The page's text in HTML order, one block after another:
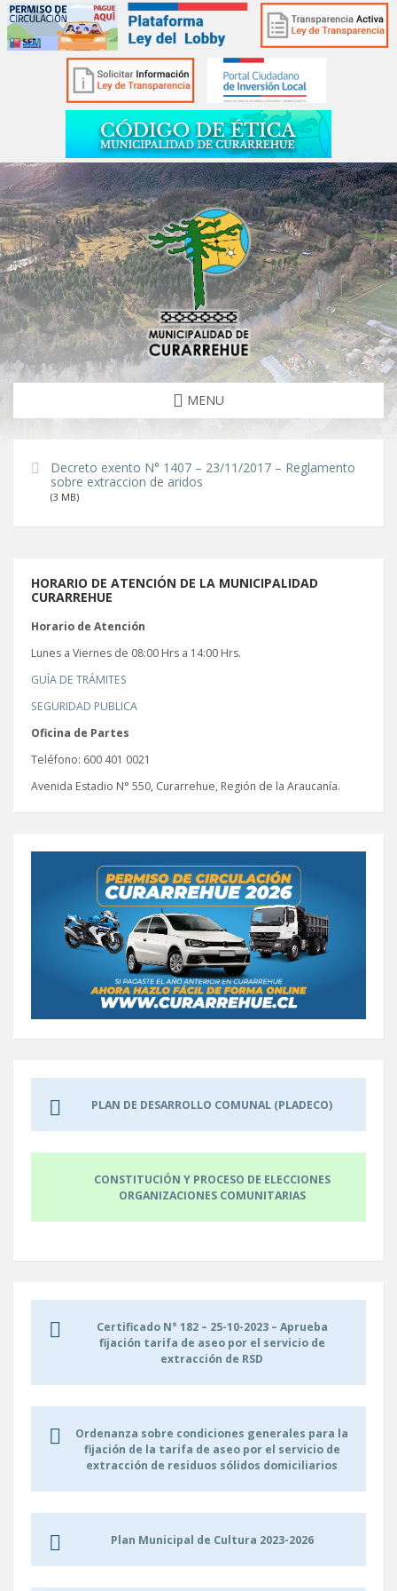
MENU
Decreto exento N° 1407 – 23/11/2017 – Reglamento
sobre extraccion de aridos
(3 MB)
HORARIO DE ATENCIÓN DE LA MUNICIPALIDAD
CURARREHUE
Horario de Atención
Lunes a Viernes de 08:00 Hrs a 14:00 Hrs.
GUÍA DE TRÁMITES
SEGURIDAD PUBLICA
Oficina de Partes
Teléfono: 600 401 0021
Avenida Estadio N° 550, Curarrehue, Región de la Araucanía.
PLAN DE DESARROLLO COMUNAL (PLADECO)
CONSTITUCIÓN Y PROCESO DE ELECCIONES
ORGANIZACIONES COMUNITARIAS
Certificado N° 182 – 25-10-2023 – Aprueba
fijación tarifa de aseo por el servicio de
extracción de RSD
Ordenanza sobre condiciones generales para la
fijación de la tarifa de aseo por el servicio de
extracción de residuos sólidos domiciliarios
Plan Municipal de Cultura 2023-2026